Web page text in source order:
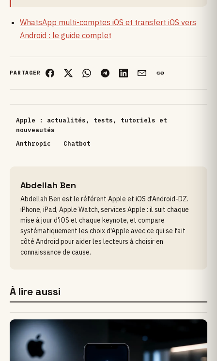
WhatsApp multi-comptes iOS et transfert iOS vers
Android : le guide complet
PARTAGER
Apple : actualités, tests, tutoriels et
nouveautés
Anthropic
Chatbot
Abdellah Ben
Abdellah Ben est le référent Apple et iOS d'Android-DZ.
iPhone, iPad, Apple Watch, services Apple : il suit chaque
mise à jour d'iOS et chaque keynote, et compare
systématiquement les choix d'Apple avec ce qui se fait
côté Android pour aider les lecteurs à choisir en
connaissance de cause.
À lire aussi